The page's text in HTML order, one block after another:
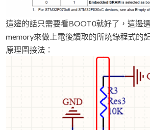
這邊的話只需要看BOOT0就好了，這邊
memory來做上電後讀取的所燒錄程式的
原理圖接法：